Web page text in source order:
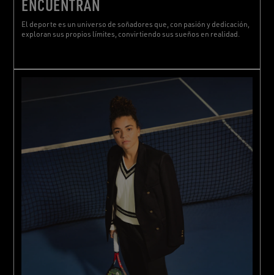
ENCUENTRAN
El deporte es un universo de soñadores que, con pasión y dedicación,
exploran sus propios límites, convirtiendo sus sueños en realidad.